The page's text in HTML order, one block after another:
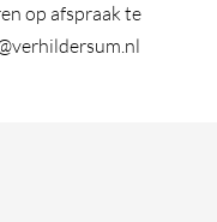
op afspraak te